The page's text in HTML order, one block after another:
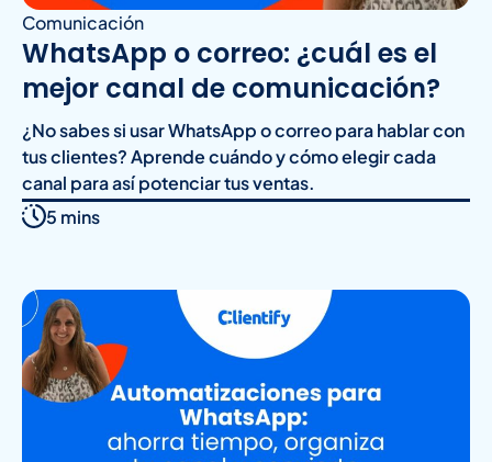
Comunicación
WhatsApp o correo: ¿cuál es el
mejor canal de comunicación?
¿No sabes si usar WhatsApp o correo para hablar con
tus clientes? Aprende cuándo y cómo elegir cada
canal para así potenciar tus ventas.
5 mins